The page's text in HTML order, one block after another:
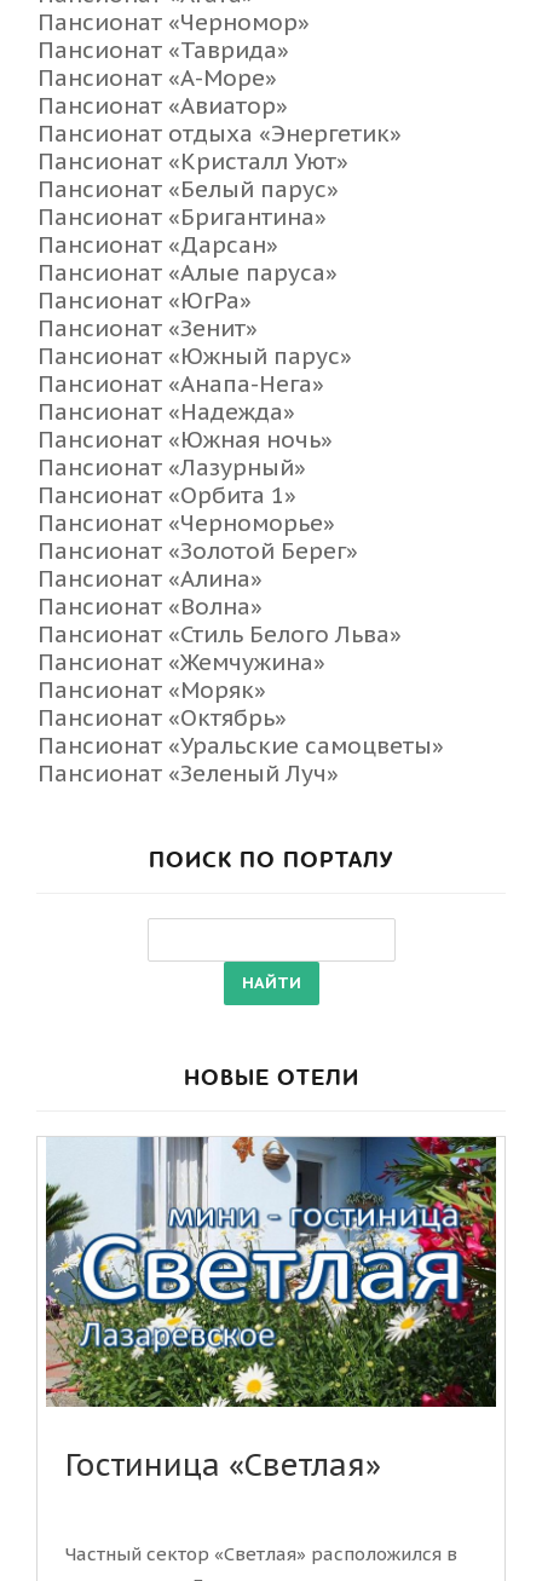
Пансионат «Черномор»
Пансионат «Таврида»
Пансионат «А-Море»
Пансионат «Авиатор»
Пансионат отдыха «Энергетик»
Пансионат «Кристалл Уют»
Пансионат «Белый парус»
Пансионат «Бригантина»
Пансионат «Дарсан»
Пансионат «Алые паруса»
Пансионат «ЮгРа»
Пансионат «Зенит»
Пансионат «Южный парус»
Пансионат «Анапа-Нега»
Пансионат «Надежда»
Пансионат «Южная ночь»
Пансионат «Лазурный»
Пансионат «Орбита 1»
Пансионат «Черноморье»
Пансионат «Золотой Берег»
Пансионат «Алина»
Пансионат «Волна»
Пансионат «Стиль Белого Льва»
Пансионат «Жемчужина»
Пансионат «Моряк»
Пансионат «Октябрь»
Пансионат «Уральские самоцветы»
Пансионат «Зеленый Луч»
ПОИСК ПО ПОРТАЛУ
НОВЫЕ ОТЕЛИ
Гостиница «Светлая»
Частный сектор «Светлая» расположился в